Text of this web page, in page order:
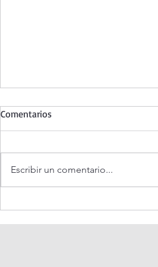
Comentarios
Escribir un comentario...